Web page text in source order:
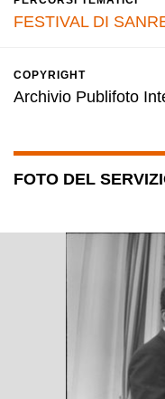
FESTIVAL DI
COPYRIGHT
Archivio Publifoto
FOTO DEL